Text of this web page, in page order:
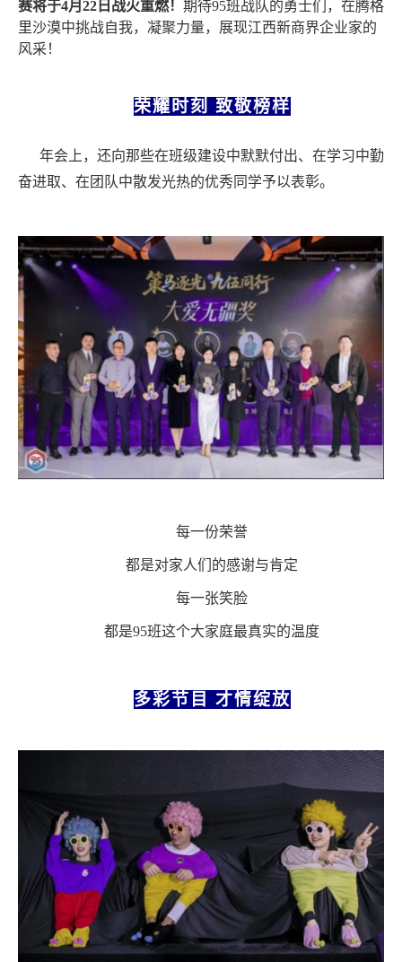
赛将于4月22日战火重燃！ 期待95班战队的勇士们，在腾格
里沙漠中挑战自我，凝聚力量，展现江西新商界企业家的
风采！
荣耀时刻 致敬榜样
年会上，还向那些在班级建设中默默付出、在学习中勤
奋进取、在团队中散发光热的优秀同学予以表彰。
每一份荣誉
都是对家人们的感谢与肯定
每一张笑脸
都是95班这个大家庭最真实的温度
多彩节目 才情绽放